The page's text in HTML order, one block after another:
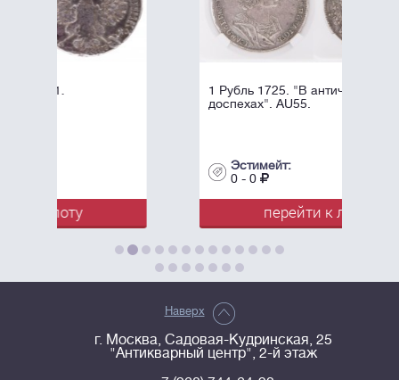
1 Рубль 1725. "В античных
доспехах". AU55.
перейти к лоту
Наверх
г. Москва, Садовая-Кудринская, 25
"Антикварный центр", 2-й этаж